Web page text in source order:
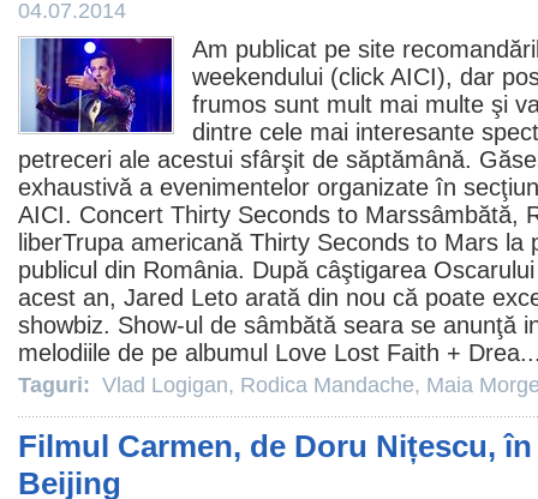
04.07.2014
Am publicat pe site
weekendului (click AICI), dar
frumos sunt mult mai multe şi
dintre cele mai interesante
petreceri ale acestui sfârşit de săptămână.
exhaustivă a evenimentelor organizate în
AICI. Concert Thirty Seconds to Marssâmbătă,
liberTrupa americană Thirty Seconds to Mars la
publicul din România. După câştigarea
acest an, Jared Leto arată din nou că poate
showbiz. Show-ul de sâmbătă seara se anunţă
melodiile de pe albumul Love Lost Faith +
Taguri: Vlad Logigan, Rodica Mandache, Maia
Filmul Carmen, de Doru Nițescu,
Beijing